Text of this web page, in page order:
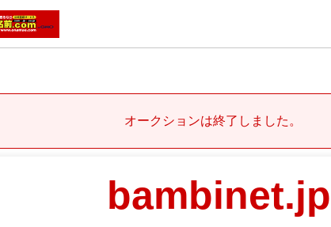
オークションは終了しました。
bambinet.jp